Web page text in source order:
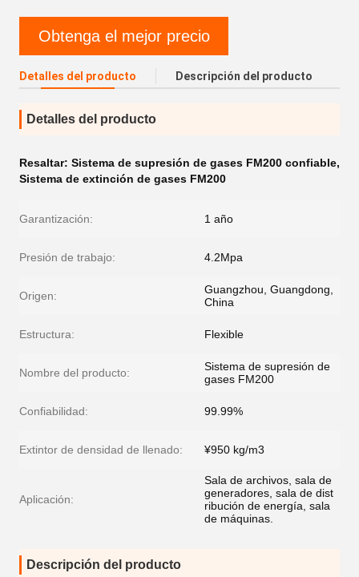
Obtenga el mejor precio
Detalles del producto Descripción del producto
Detalles del producto
Resaltar: Sistema de supresión de gases FM200 confiable,
Sistema de extinción de gases FM200
Garantización: 1 año
Presión de trabajo: 4.2Mpa
Origen:
Guangzhou, Guangdong,
China
Estructura: Flexible
Nombre del producto:
Sistema de supresión de
gases FM200
Confiabilidad: 99.99%
Extintor de densidad de llenado: ¥950 kg/m3
Aplicación:
Sala de archivos, sala de
generadores, sala de dist
ribución de energía, sala
de máquinas.
Descripción del producto